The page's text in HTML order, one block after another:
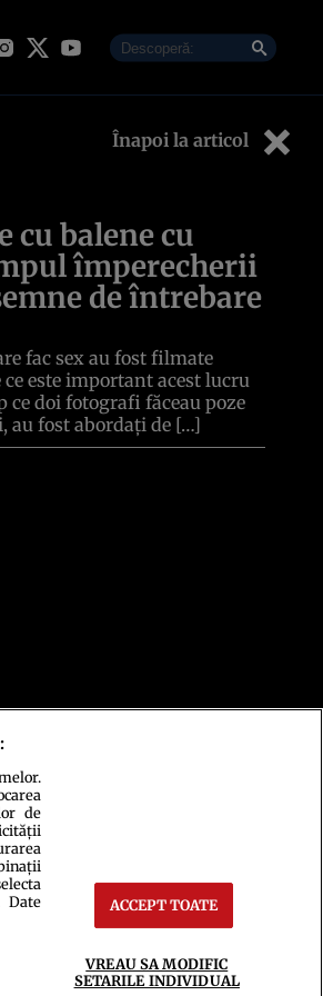
Înapoi la articol
cu balene cu
împerecherii
de întrebare
fac sex au fost filmate
este important acest lucru
doi fotografi făceau poze
au fost abordați de […]
de
Date
ACCEPT TOATE
VREAU SA MODIFIC
SETARILE INDIVIDUAL